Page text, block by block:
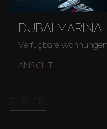
DUBAI MARINA
Verfügbare
ANSICHT